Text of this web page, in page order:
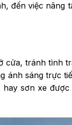
đến việc nâng
tránh tình
ánh sáng trực
sơn xe